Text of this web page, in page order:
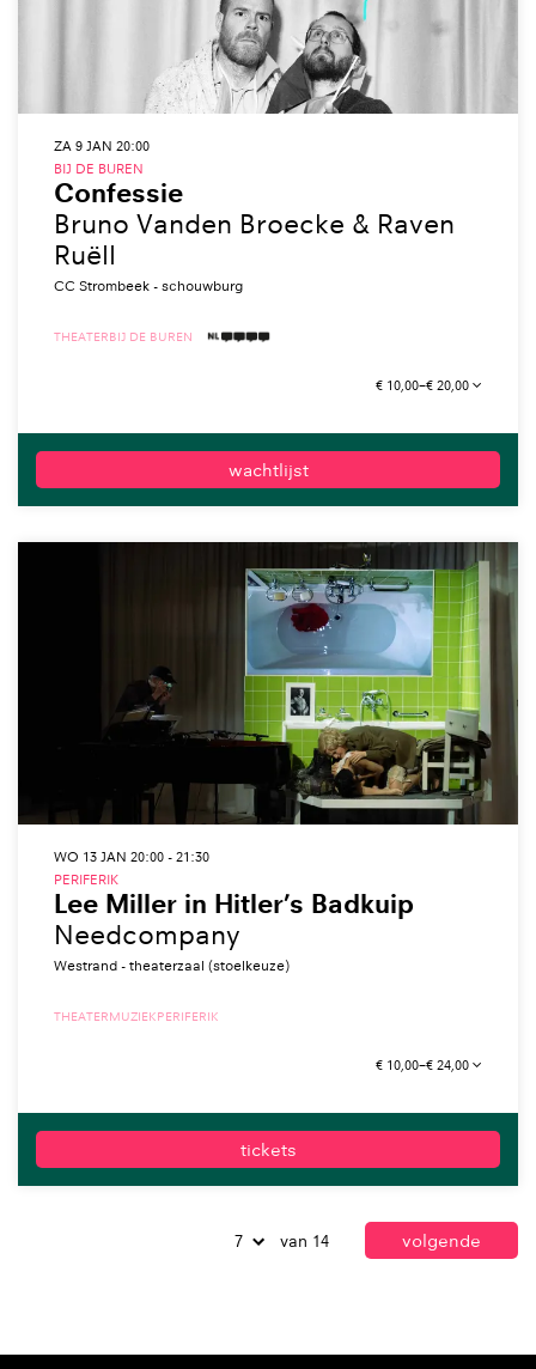
Confessie
Bruno Vanden Broecke & Raven
Ruëll
BIJ DE BUREN
ZA 9 JAN 20:00
CC Strombeek - schouwburg
THEATERBIJ DE BUREN 4 TAALICONEN
€ 10,00–€ 20,00
wachtlijst
Lee Miller in Hitler’s Badkuip
Needcompany
PERIFERIK
WO 13 JAN 20:00 - 21:30
Westrand - theaterzaal (stoelkeuze)
THEATERMUZIEKPERIFERIK
€ 10,00–€ 24,00
tickets
van 14 volgende